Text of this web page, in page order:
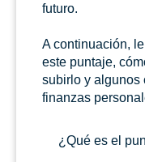
futuro.
A continuación,
este puntaje,
subirlo y algunos
finanzas
¿Qué es el